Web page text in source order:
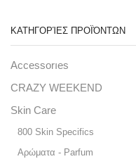
ΚΑΤΗΓΟΡΊΕΣ ΠΡΟΪΌΝΤΩΝ
Accessorıes
CRAZY WEEKEND
Skin Care
800 Skin Specifics
Αρώματα - Parfum